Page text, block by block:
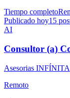
Tiempo completo
Publicado hoy15
AI
Consultor (a)
Asesorias INFÍNITA
Remoto